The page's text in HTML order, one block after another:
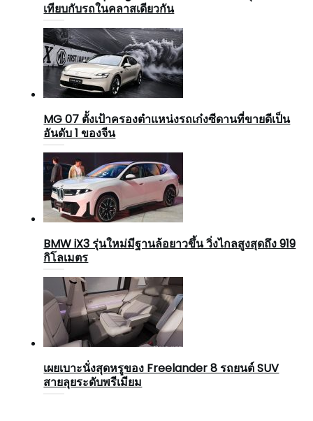
เทียบกับรถในคลาสเดียวกัน
MG 07 ตั้งเป้าครองตำแหน่งรถเก๋งซีดานที่ขายดีเป็น
อันดับ 1 ของจีน
BMW iX3 รุ่นใหม่มีฐานล้อยาวขึ้น วิ่งไกลสูงสุดถึง 919
กิโลเมตร
เผยเบาะนั่งสุดหรูของ Freelander 8 รถยนต์ SUV
สายลุยระดับพรีเมียม